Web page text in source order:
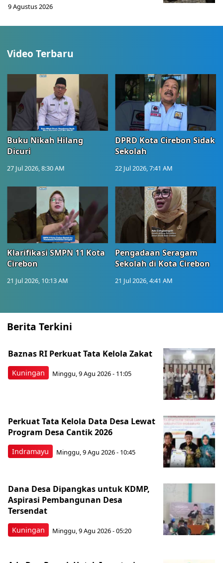
9 Agustus 2026
Video Terbaru
Buku Nikah Hilang
Dicuri
27 Jul 2026, 8:30 AM
DPRD Kota Cirebon Sidak
Sekolah
22 Jul 2026, 7:41 AM
Klarifikasi SMPN 11 Kota
Cirebon
21 Jul 2026, 10:13 AM
Pengadaan Seragam
Sekolah di Kota Cirebon
21 Jul 2026, 4:41 AM
Berita Terkini
Kuningan
Baznas RI Perkuat Tata Kelola Zakat
Minggu, 9 Agu 2026 - 11:05
Indramayu
Perkuat Tata Kelola Data Desa Lewat
Program Desa Cantik 2026
Minggu, 9 Agu 2026 - 10:45
Kuningan
Dana Desa Dipangkas untuk KDMP,
Aspirasi Pembangunan Desa
Tersendat
Minggu, 9 Agu 2026 - 05:20